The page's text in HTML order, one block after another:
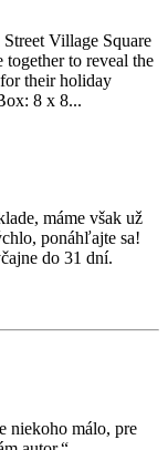
Village Square
to reveal the
their holiday
8 x 8...
máme však už
ponáhľajte sa!
do 31 dní.
niekoho málo, pre